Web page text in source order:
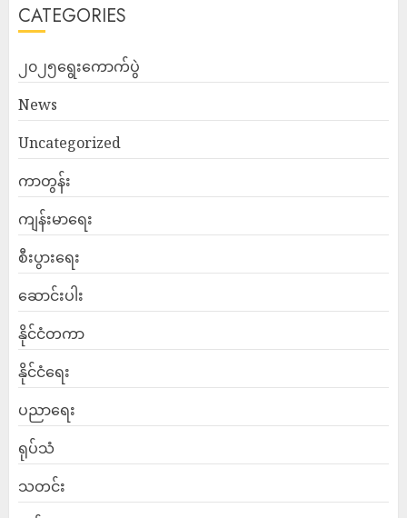
CATEGORIES
၂၀၂၅ရွေးကောက်ပွဲ
News
Uncategorized
ကာတွန်း
ကျန်းမာရေး
စီးပွားရေး
ဆောင်းပါး
နိုင်ငံတကာ
နိုင်ငံရေး
ပညာရေး
ရုပ်သံ
သတင်း